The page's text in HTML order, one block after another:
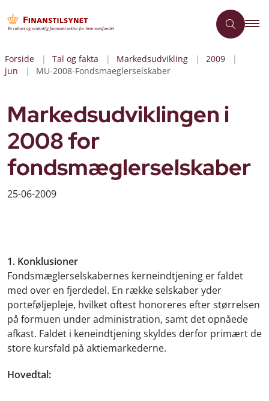
Forside Tal og fakta Markedsudvikling
2009
jun
MU-2008-Fondsmaeglerselskaber
Markedsudviklingen i
2008 for
fondsmæglerselskaber
25-06-2009
1. Konklusioner
Fondsmæglerselskabernes kerneindtjening er faldet
med over en fjerdedel. En række selskaber yder
porteføljepleje, hvilket oftest honoreres efter størrelsen
på formuen under administration, samt det opnåede
afkast. Faldet i keneindtjening skyldes derfor primært de
store kursfald på aktiemarkederne.
Hovedtal: